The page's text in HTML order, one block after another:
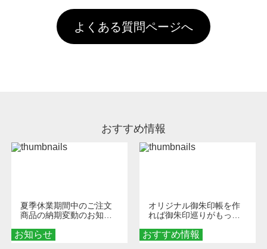
頂いても、ログインがされていなければ、ラン
クにカウントがされません。
害な性質で、水洗いで落とすことが可能です。
お手数ですが、お客様ご自身にて着用前に落と
していただけますようお願いいたします。※1
通常注文・直送機能でのご注文に関わらず、前
引」などによるお値引きで4,000円未満になる
場合は送料がかかりますので、ご注意くださ
い。
よくある質問ページへ
おすすめ情報
お知らせ
夏季休業期間中のご注文
商品の納期変動のお知ら
おすすめ情報
オリジナル御朱印帳を作
れば御朱印巡りがもっと
ダーメイドする魅力と選
び方